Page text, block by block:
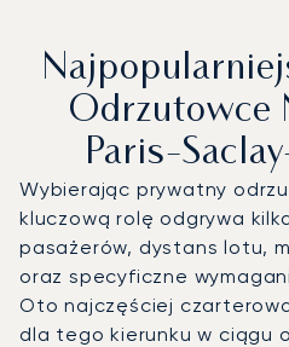
Odrzutowce
Paris-
Wybierając prywatny
kluczową rolę odgrywa
pasażerów, dystans lotu,
oraz specyficzne
Oto najczęściej
dla tego kierunku w ciągu